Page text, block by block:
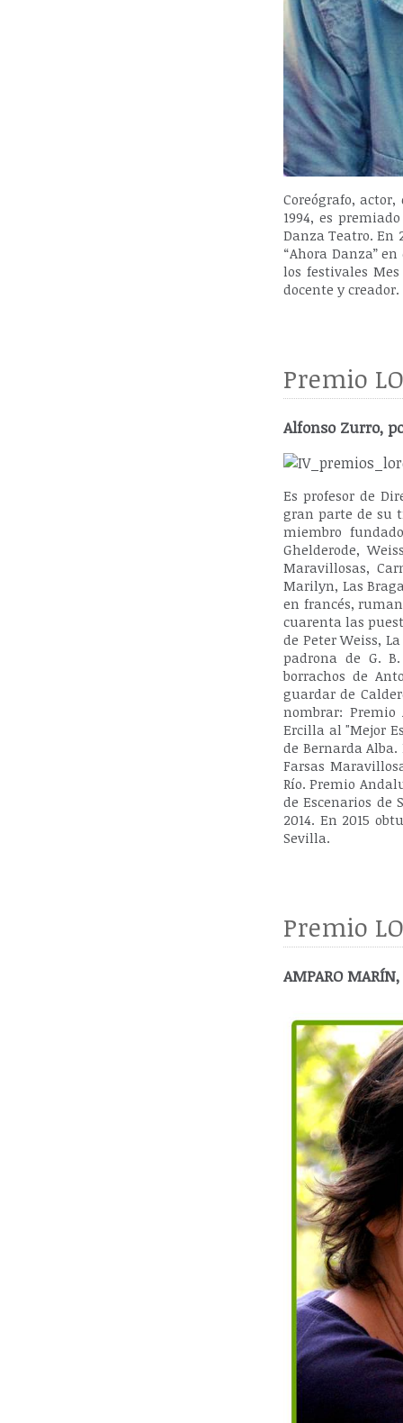
Coreógrafo,
1994, es
Danza Teatro. En
“Ahora Danza”
los festivales
docente y
Premio
Alfonso Zurro,
Es profesor de
gran parte de su
miembro
Ghelderode,
Maravillosas,
Marilyn, Las
en francés,
cuarenta las
de Peter Weiss,
padrona de G.
borrachos de
guardar de
nombrar: Premio
Ercilla al "Mejor
de Bernarda
Farsas
Río. Premio
de Escenarios de
2014. En 2015
Sevilla.
Premio
AMPARO